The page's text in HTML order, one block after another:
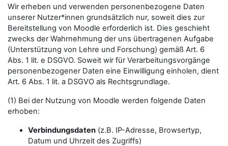
Wir erheben und verwenden personenbezogene Daten
unserer Nutzer*innen grundsätzlich nur, soweit dies zur
Bereitstellung von Moodle erforderlich ist. Dies geschieht
zwecks der Wahrnehmung der uns übertragenen Aufgabe
(Unterstützung von Lehre und Forschung) gemäß Art. 6
Abs. 1 lit. e DSGVO. Soweit wir für Verarbeitungsvorgänge
personenbezogener Daten eine Einwilligung einholen, dient
Art. 6 Abs. 1 lit. a DSGVO als Rechtsgrundlage.
(1) Bei der Nutzung von Moodle werden folgende Daten
erhoben:
Verbindungsdaten (z.B. IP-Adresse, Browsertyp,
Datum und Uhrzeit des Zugriffs)